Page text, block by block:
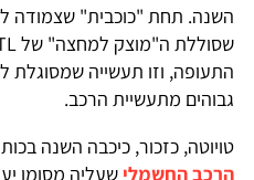
השנה. תחת "כוכבית" שצמודה
התעופה, וזו תעשייה שמסוגלת
גבוהים מתעשיית הרכב.
טויוטה, כזכור, כיכבה השנה
הרכב החשמלי